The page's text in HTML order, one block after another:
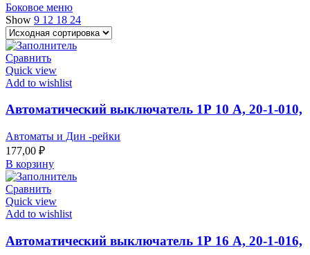
Боковое меню
Show 9 12 18 24
Сравнить
Quick view
Add to wishlist
Автоматический выключатель 1Р 10 А, 20-1-010,
Автоматы и Дин -рейки
177,00 ₽
В корзину
Сравнить
Quick view
Add to wishlist
Автоматический выключатель 1Р 16 А, 20-1-016,